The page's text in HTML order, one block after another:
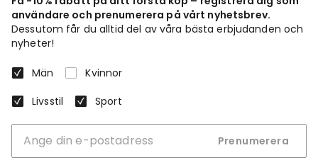
användare och prenumerera på vårt nyhetsbrev.
Dessutom får du alltid del av våra bästa erbjudanden och
nyheter!
Män
Kvinnor
Livsstil
Sport
Prenumerera